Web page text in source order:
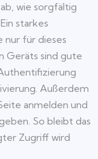
wie sorgfältig
starkes
nur für dieses
Geräts sind gute
Außerdem
anmelden und
So bleibt das
Zugriff wird